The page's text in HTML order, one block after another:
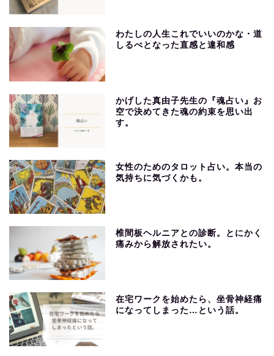
わたしの人生これでいいのかな・道
しるべとなった直感と違和感
かげした真由子先生の『魂占い』お
空で決めてきた魂の約束を思い出
す。
女性のためのタロット占い。本当の
気持ちに気づくかも。
椎間板ヘルニアとの診断。とにかく
痛みから解放されたい。
在宅ワークを始めたら、坐骨神経痛
になってしまった…という話。